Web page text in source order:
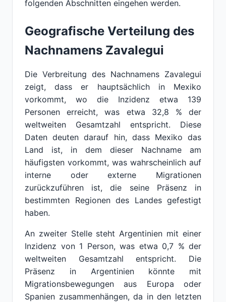
folgenden Abschnitten eingehen werden.
Geografische Verteilung des
Nachnamens Zavalegui
Die Verbreitung des Nachnamens Zavalegui
zeigt, dass er hauptsächlich in Mexiko
vorkommt, wo die Inzidenz etwa 139
Personen erreicht, was etwa 32,8 % der
weltweiten Gesamtzahl entspricht. Diese
Daten deuten darauf hin, dass Mexiko das
Land ist, in dem dieser Nachname am
häufigsten vorkommt, was wahrscheinlich auf
interne oder externe Migrationen
zurückzuführen ist, die seine Präsenz in
bestimmten Regionen des Landes gefestigt
haben.
An zweiter Stelle steht Argentinien mit einer
Inzidenz von 1 Person, was etwa 0,7 % der
weltweiten Gesamtzahl entspricht. Die
Präsenz in Argentinien könnte mit
Migrationsbewegungen aus Europa oder
Spanien zusammenhängen, da in den letzten